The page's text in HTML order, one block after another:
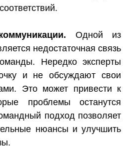
Одной из
недостаточная связь
Нередко эксперты
и не обсуждают свои
Это может привести к
проблемы останутся
подход позволяет
нюансы и улучшить